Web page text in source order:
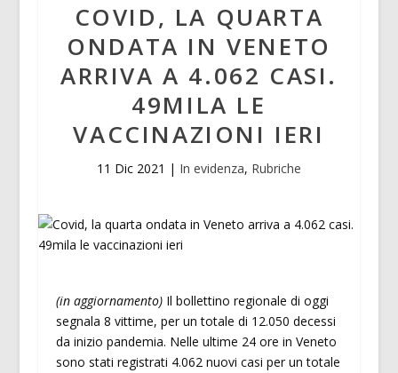
COVID, LA QUARTA
ONDATA IN VENETO
ARRIVA A 4.062 CASI.
49MILA LE
VACCINAZIONI IERI
11 Dic 2021 | In evidenza, Rubriche
(in aggiornamento)Il bollettino regionale di oggi
segnala 8 vittime, per un totale di 12.050 decessi
da inizio pandemia. Nelle ultime 24 ore in Veneto
sono stati registrati 4.062 nuovi casi per un totale